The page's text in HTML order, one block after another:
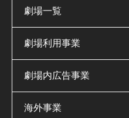
劇場一覧
劇場利用事業
劇場内広告事業
海外事業